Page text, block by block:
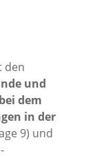
den
und
dem
in der
9) und